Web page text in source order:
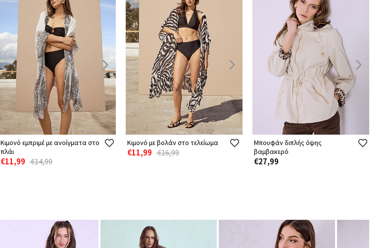
Κιμονό εμπριμέ με ανοίγματα στο
πλάι
€11,99 €14,99
Κιμονό με βολάν στο τελείωμα
€11,99 €16,99
Μπουφάν διπλής όψης
βαμβακερό
€27,99